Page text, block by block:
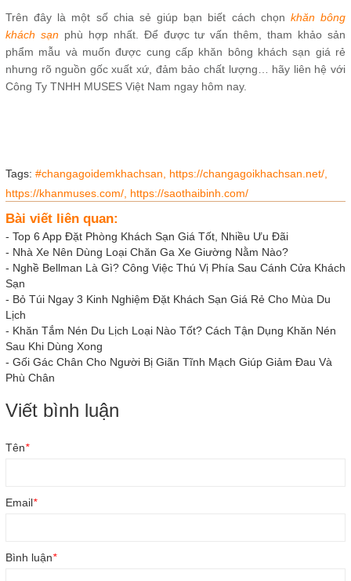
Trên đây là một số chia sẻ giúp bạn biết cách chọn khăn bông
khách sạnphù hợp nhất. Để được tư vấn thêm, tham khảo sản
phẩm mẫu và muốn được cung cấp khăn bông khách sạn giá rẻ
nhưng rõ nguồn gốc xuất xứ, đảm bảo chất lượng… hãy liên hệ với
Công Ty TNHH MUSES Việt Nam ngay hôm nay.
Tags: #changagoidemkhachsan, https://changagoikhachsan.net/,
https://khanmuses.com/, https://saothaibinh.com/
Bài viết liên quan:
- Top 6 App Đặt Phòng Khách Sạn Giá Tốt, Nhiều Ưu Đãi
- Nhà Xe Nên Dùng Loại Chăn Ga Xe Giường Nằm Nào?
- Nghề Bellman Là Gì? Công Việc Thú Vị Phía Sau Cánh Cửa Khách
Sạn
- Bỏ Túi Ngay 3 Kinh Nghiệm Đặt Khách Sạn Giá Rẻ Cho Mùa Du
Lịch
- Khăn Tắm Nén Du Lịch Loại Nào Tốt? Cách Tận Dụng Khăn Nén
Sau Khi Dùng Xong
- Gối Gác Chân Cho Người Bị Giãn Tĩnh Mạch Giúp Giảm Đau Và
Phù Chân
Viết bình luận
Tên*
Email*
Bình luận*